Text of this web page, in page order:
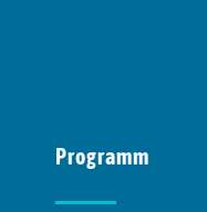
Programm